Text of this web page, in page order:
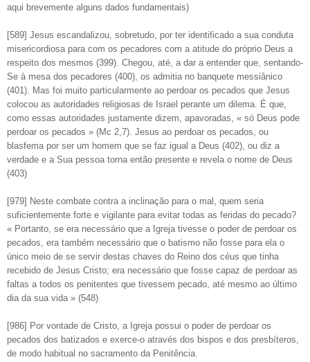
aqui brevemente alguns dados fundamentais)
[589] Jesus escandalizou, sobretudo, por ter identificado a sua conduta
misericordiosa para com os pecadores com a atitude do próprio Deus a
respeito dos mesmos (399). Chegou, até, a dar a entender que, sentando-
Se à mesa dos pecadores (400), os admitia no banquete messiânico
(401). Mas foi muito particularmente ao perdoar os pecados que Jesus
colocou as autoridades religiosas de Israel perante um dilema. É que,
como essas autoridades justamente dizem, apavoradas, « só Deus pode
perdoar os pecados » (Mc 2,7). Jesus ao perdoar os pecados, ou
blasfema por ser um homem que se faz igual a Deus (402), ou diz a
verdade e a Sua pessoa torna então presente e revela o nome de Deus
(403)
[979] Neste combate contra a inclinação para o mal, quem seria
suficientemente forte e vigilante para evitar todas as feridas do pecado?
« Portanto, se era necessário que a Igreja tivesse o poder de perdoar os
pecados, era também necessário que o batismo não fosse para ela o
único meio de se servir destas chaves do Reino dos céus que tinha
recebido de Jesus Cristo; era necessário que fosse capaz de perdoar as
faltas a todos os penitentes que tivessem pecado, até mesmo ao último
dia da sua vida » (548)
[986] Por vontade de Cristo, a Igreja possui o poder de perdoar os
pecados dos batizados e exerce-o através dos bispos e dos presbíteros,
de modo habitual no sacramento da Penitência.